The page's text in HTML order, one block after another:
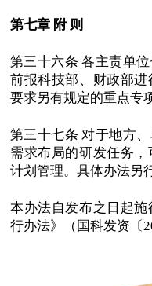
第七章 附 则
第三十六条 各主责单
前报科技部、财政部
要求另有规定的重点专
第三十七条 对于地方
需求布局的研发任务
计划管理。具体办法另
本办法自发布之日起
行办法》（国科发资〔